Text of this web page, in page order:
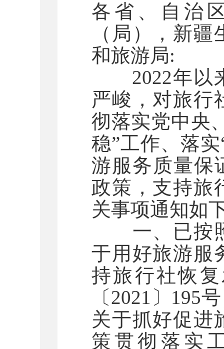
各省、自治
（局），新
和旅游局:
2022年以来
严峻，对旅行
彻落实党中央
稳”工作、落
游服务质量保
政策，支持旅
关事项通知如
一、已按照
于用好旅游服
持旅行社恢
〔2021〕195
关于抓好促进
策贯彻落实